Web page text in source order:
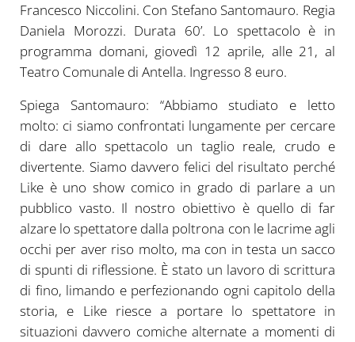
Francesco Niccolini. Con Stefano Santomauro. Regia
Daniela Morozzi. Durata 60’. Lo spettacolo è in
programma domani, giovedì 12 aprile, alle 21, al
Teatro Comunale di Antella. Ingresso 8 euro.
Spiega Santomauro: “Abbiamo studiato e letto
molto: ci siamo confrontati lungamente per cercare
di dare allo spettacolo un taglio reale, crudo e
divertente. Siamo davvero felici del risultato perché
Like è uno show comico in grado di parlare a un
pubblico vasto. Il nostro obiettivo è quello di far
alzare lo spettatore dalla poltrona con le lacrime agli
occhi per aver riso molto, ma con in testa un sacco
di spunti di riflessione. È stato un lavoro di scrittura
di fino, limando e perfezionando ogni capitolo della
storia, e Like riesce a portare lo spettatore in
situazioni davvero comiche alternate a momenti di